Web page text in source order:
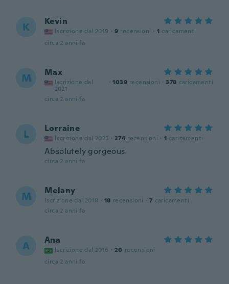
K Kevin
Iscrizione dal 2019 · 9 recensioni · 1 caricamenti
circa 2 anni fa
M Max
Iscrizione dal
2021
· 1039 recensioni · 378 caricamenti
circa 2 anni fa
L Lorraine
Iscrizione dal 2023 · 274 recensioni · 1 caricamenti
Absolutely gorgeous
circa 2 anni fa
M Melany
Iscrizione dal 2018 · 18 recensioni · 7 caricamenti
circa 2 anni fa
A Ana
Iscrizione dal 2016 · 20 recensioni
circa 2 anni fa